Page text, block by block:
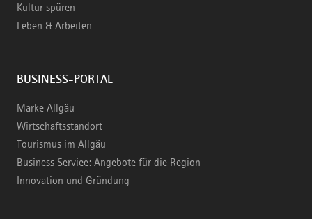
Kultur spüren
Leben & Arbeiten
BUSINESS-PORTAL
Marke Allgäu
Wirtschaftsstandort
Tourismus im Allgäu
Business Service: Angebote für die Region
Innovation und Gründung